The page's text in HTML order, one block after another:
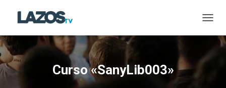
Curso «SanyLib003»